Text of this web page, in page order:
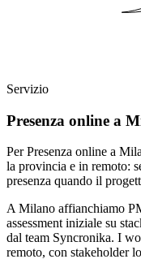
Servizio
Presenza online a
Per Presenza online a
la provincia e in remoto:
presenza quando il
A Milano affianchiamo
assessment iniziale su
dal team Syncronika. I
remoto, con stakeholder